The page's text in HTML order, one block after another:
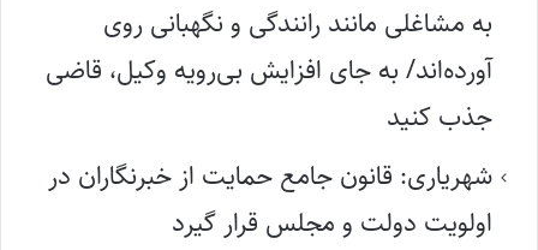
به مشاغلی مانند رانندگی و نگهبانی روی
آورده‌اند/ به جای افزایش بی‌رویه وکیل، قاضی
جذب کنید
شهریاری: قانون جامع حمایت از خبرنگاران در
اولویت دولت و مجلس قرار گیرد